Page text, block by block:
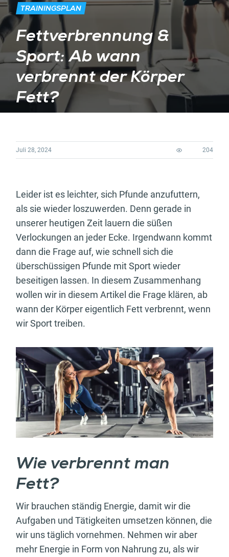
TRAININGSPLAN
Fettverbrennung &
Sport: Ab wann
verbrennt der Körper
Fett?
Juli 28, 2024 204
Leider ist es leichter, sich Pfunde anzufuttern,
als sie wieder loszuwerden. Denn gerade in
unserer heutigen Zeit lauern die süßen
Verlockungen an jeder Ecke. Irgendwann kommt
dann die Frage auf, wie schnell sich die
überschüssigen Pfunde mit Sport wieder
beseitigen lassen. In diesem Zusammenhang
wollen wir in diesem Artikel die Frage klären, ab
wann der Körper eigentlich Fett verbrennt, wenn
wir Sport treiben.
Wie verbrennt man
Fett?
Wir brauchen ständig Energie, damit wir die
Aufgaben und Tätigkeiten umsetzen können, die
wir uns täglich vornehmen. Nehmen wir aber
mehr Energie in Form von Nahrung zu, als wir